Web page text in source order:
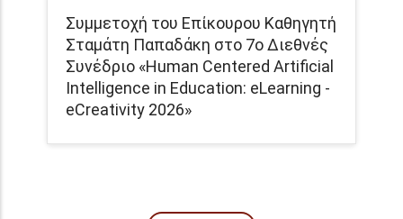
Συμμετοχή του Επίκουρου Καθηγητή
Σταμάτη Παπαδάκη στο 7ο Διεθνές
Συνέδριο «Human Centered Artificial
Intelligence in Education: eLearning -
eCreativity 2026»